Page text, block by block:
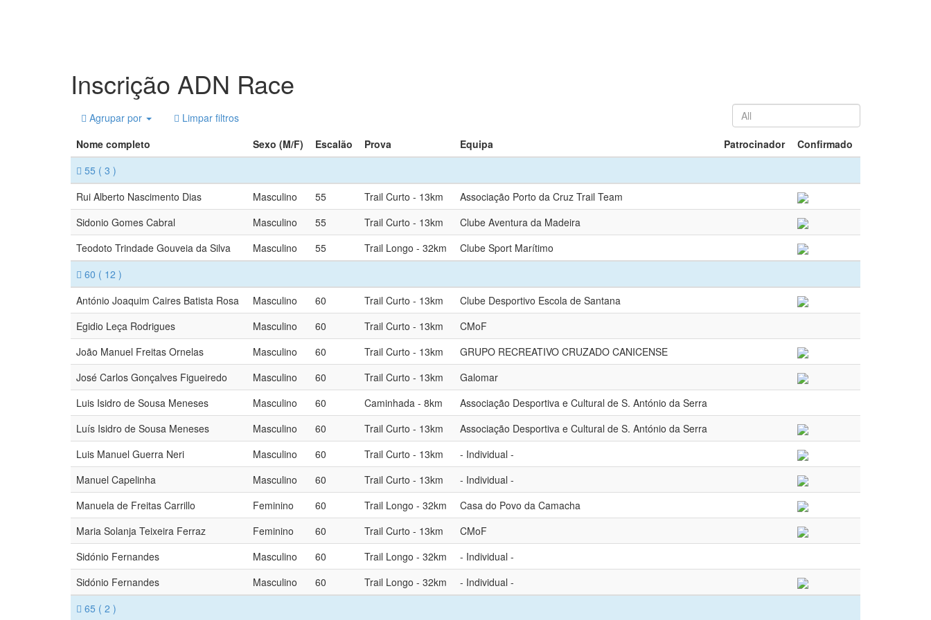
Inscrição ADN Race
Agrupar por
Limpar filtros
Nome completo
Sexo (M/F) Escalão Prova Equipa Patrocinador
Confirmado
55 ( 3 )
Rui Alberto Nascimento Dias
Masculino 55 Trail Curto - 13km
Associação Porto da Cruz Trail Team
Sidonio Gomes Cabral
Masculino 55 Trail Curto - 13km
Clube Aventura da Madeira
Teodoto Trindade Gouveia da Silva
Masculino 55 Trail Longo - 32km
Clube Sport Marítimo
60 ( 12 )
António Joaquim Caires Batista Rosa
Masculino 60 Trail Curto - 13km
Clube Desportivo Escola de Santana
Egidio Leça Rodrigues
Masculino 60 Trail Curto - 13km
CMoF
João Manuel Freitas Ornelas
Masculino 60 Trail Curto - 13km
GRUPO RECREATIVO CRUZADO CANICENSE
José Carlos Gonçalves Figueiredo
Masculino 60 Trail Curto - 13km
Galomar
Luis Isidro de Sousa Meneses
Masculino 60 Caminhada - 8km
Associação Desportiva e Cultural de S. António da Serra
Luís Isidro de Sousa Meneses
Masculino 60 Trail Curto - 13km
Associação Desportiva e Cultural de S. António da Serra
Luis Manuel Guerra Neri
Masculino 60 Trail Curto - 13km
- Individual -
Manuel Capelinha
Masculino 60 Trail Curto - 13km
- Individual -
Manuela de Freitas Carrillo
Feminino 60 Trail Longo - 32km
Casa do Povo da Camacha
Maria Solanja Teixeira Ferraz
Feminino 60 Trail Curto - 13km
CMoF
Sidónio Fernandes
Masculino 60 Trail Longo - 32km
- Individual -
Sidónio Fernandes
Masculino 60 Trail Longo - 32km
- Individual -
65 ( 2 )